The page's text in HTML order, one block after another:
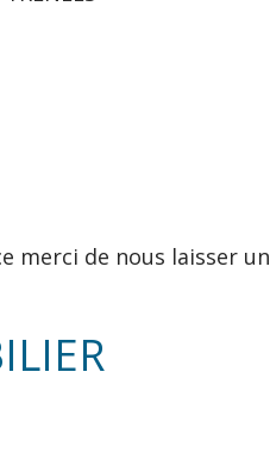
merci de nous laisser un